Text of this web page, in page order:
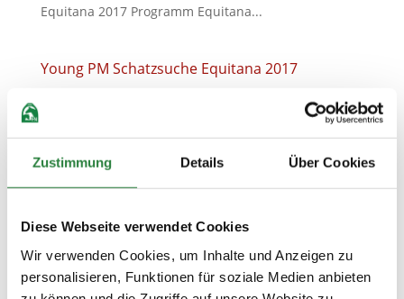
Zustimmung Details Über Cookies
Diese Webseite verwendet Cookies
Wir verwenden Cookies, um Inhalte und Anzeigen zu
personalisieren, Funktionen für soziale Medien anbieten
Equitana 2017 Programm Equitana...
Young PM Schatzsuche Equitana 2017
Kurzreise Warendorf